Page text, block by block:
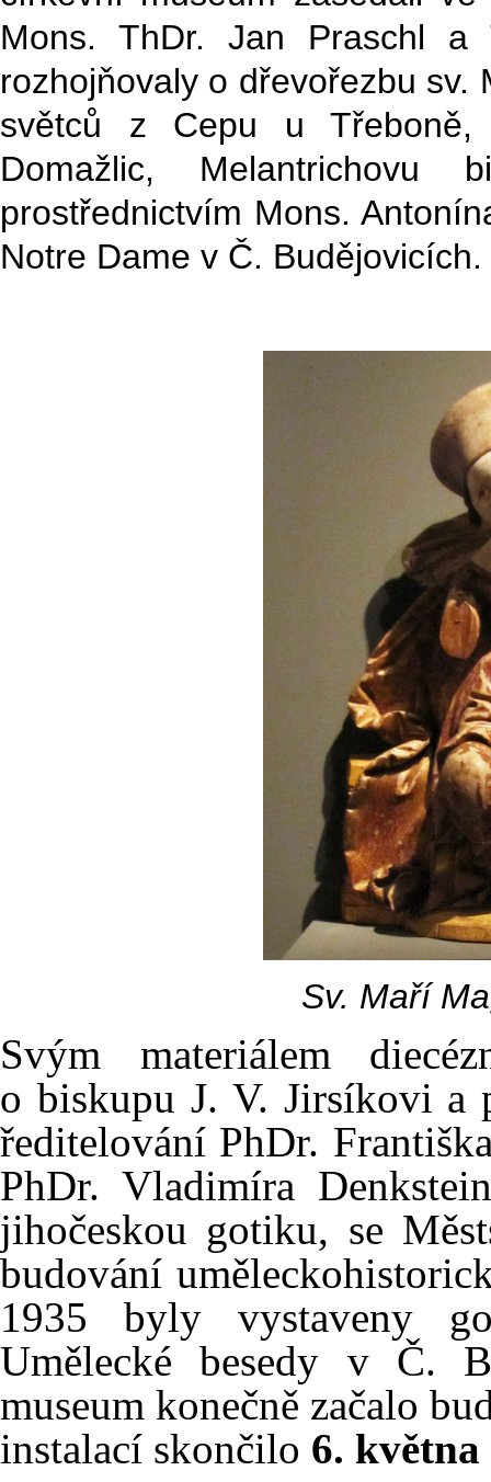
Mons. ThDr. Jan Praschl
rozhojňovaly o dřevořezbu
světců z Cepu u
Domažlic,
prostřednictvím Mons.
Notre Dame v Č. Budějovicích.
Sv. Maří
Svým materiálem
o biskupu J. V. Jirsíkovi
ředitelování PhDr.
PhDr. Vladimíra
jihočeskou gotiku, se
budování
1935 byly vystaveny
Umělecké besedy v Č.
museum konečně začalo
instalací skončilo 6. května